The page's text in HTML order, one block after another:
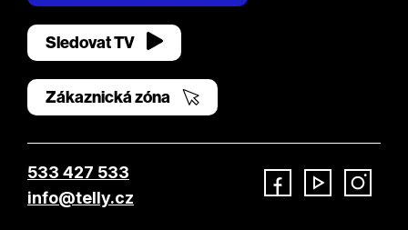
Sledovat TV
Zákaznická zóna
533 427 533
info@telly.cz